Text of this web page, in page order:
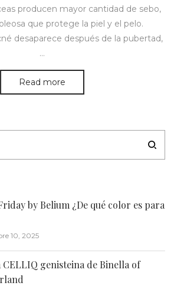
producen mayor cantidad de sebo,
que protege la piel y el pelo.
desaparece después de la pubertad,
…
Read more
by Belium ¿De qué color es para
10, 2025
CELLIQ genisteina de Binella of